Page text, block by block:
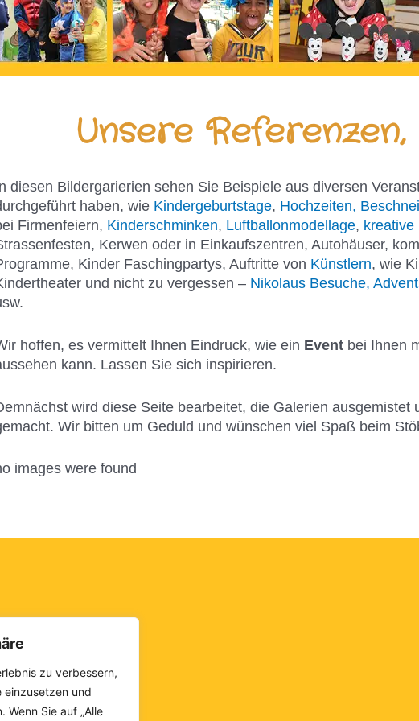
zu verbessern,
einzusetzen und
Wenn Sie auf „Alle
Unsere Referenzen,
diesen Bildergarierien sehen Sie Beispiele aus diversen
haben, wie Kindergeburtstage, Hochzeiten,
Firmenfeiern, Kinderschminken, Luftballonmodellage, kreative
Kerwen oder in Einkaufszentren, Autohäuser,
Kinder Faschingpartys, Auftritte von Künstlern, wie
und nicht zu vergessen – Nikolaus Besuche,
hoffen, es vermittelt Ihnen Eindruck, wie ein Event bei Ihnen
kann. Lassen Sie sich inspirieren.
wird diese Seite bearbeitet, die Galerien ausgemistet
Wir bitten um Geduld und wünschen viel Spaß beim
images were found